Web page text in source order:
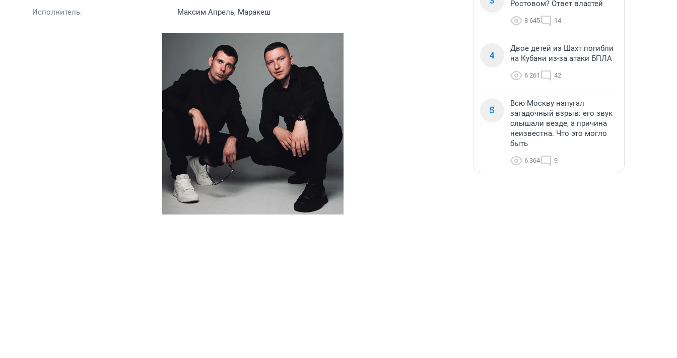
Исполнитель: Максим Апрель, Маракеш
Ростовом? Ответ властей
8 645 14
4
Двое детей из Шахт погибли
на Кубани из-за атаки БПЛА
6 261 42
5
Всю Москву напугал
загадочный взрыв: его звук
слышали везде, а причина
неизвестна. Что это могло
быть
6 364 9